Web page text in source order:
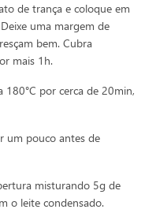
de trança e coloque em
uma margem de
bem. Cubra
mais 1h.
por cerca de 20min,
um pouco antes de
misturando 5g de
o leite condensado.